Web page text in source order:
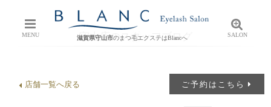
MENU 滋賀県守山市のまつ毛エクステはBlancへ SALON
守山店のスタッフブログ
ご予約はこちら
店舗一覧へ戻る